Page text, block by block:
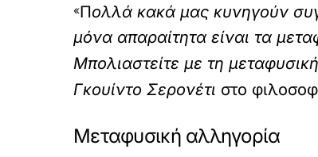
«Πολλά κακά μας κυνηγούν
μόνα απαραίτητα είναι τα
Μπολιαστείτε με τη
Γκουίντο Σερονέτι στο
Μεταφυσική αλληγορία